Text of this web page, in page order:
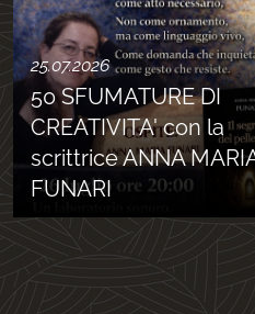
25.07.2026
50 SFUMATURE DI
CREATIVITA' con la
scrittrice ANNA
FUNARI